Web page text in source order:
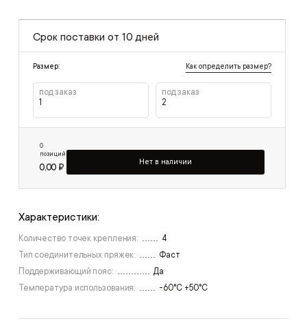
Срок поставки от 10 дней
Размер: Как определить размер?
под заказ
1
под заказ
2
0
позиций
0,00 ₽
Нет в наличии
Характеристики:
Количество точек крепления:
4
Тип соединительных пряжек:
Фаст
Поддерживающий пояс:
Да
Температура использования:
-60°C +50°C